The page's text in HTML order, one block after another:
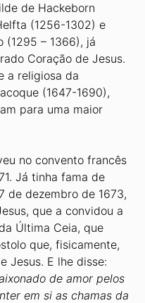
de Hackeborn
(1256-1302) e
(1295 – 1366), já
Coração de Jesus.
a religiosa da
(1647-1690),
para uma maior
no convento francês
Já tinha fama de
de dezembro de 1673,
que a convidou a
Última Ceia, que
que, fisicamente,
Jesus. E lhe disse:
de amor pelos
em si as chamas da